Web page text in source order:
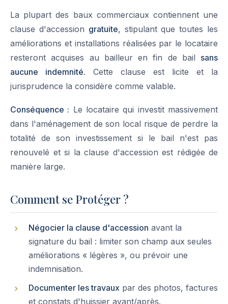
La plupart des baux commerciaux contiennent une
clause d'accession gratuite, stipulant que toutes les
améliorations et installations réalisées par le locataire
resteront acquises au bailleur en fin de bail sans
aucune indemnité. Cette clause est licite et la
jurisprudence la considère comme valable.
Conséquence : Le locataire qui investit massivement
dans l'aménagement de son local risque de perdre la
totalité de son investissement si le bail n'est pas
renouvelé et si la clause d'accession est rédigée de
manière large.
Comment se Protéger ?
Négocier la clause d'accession avant la
signature du bail : limiter son champ aux seules
améliorations « légères », ou prévoir une
indemnisation.
Documenter les travaux par des photos, factures
et constats d'huissier avant/après.